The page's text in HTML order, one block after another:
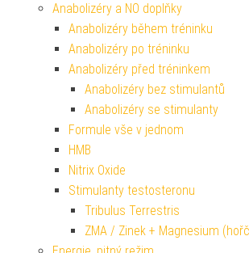
Anabolizéry a NO doplňky
Anabolizéry během tréninku
Anabolizéry po tréninku
Anabolizéry před tréninkem
Anabolizéry bez stimulantů
Anabolizéry se stimulanty
Formule vše v jednom
HMB
Nitrix Oxide
Stimulanty testosteronu
Tribulus Terrestris
ZMA / Zinek + Magnesium